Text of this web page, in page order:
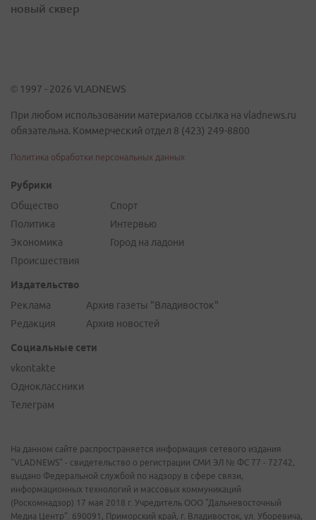
новый сквер
© 1997 - 2026 VLADNEWS
При любом использовании материалов ссылка на vladnews.ru
обязательна. Коммерческий отдел 8 (423) 249-8800
Политика обработки персональных данных
Рубрики
Общество
Политика
Экономика
Происшествия
Спорт
Интервью
Город на ладони
Издательство
Реклама
Редакция
Архив газеты "Владивосток"
Архив новостей
Социальные сети
vkontakte
Одноклассники
Телеграм
На данном сайте распространяется информация сетевого издания
"VLADNEWS" - свидетельство о регистрации СМИ ЭЛ № ФС 77 - 72742,
выдано Федеральной службой по надзору в сфере связи,
информационных технологий и массовых коммуникаций
(Роскомнадзор) 17 мая 2018 г. Учредитель ООО "Дальневосточный
Медиа Центр". 690091, Приморский край, г. Владивосток, ул. Уборевича,